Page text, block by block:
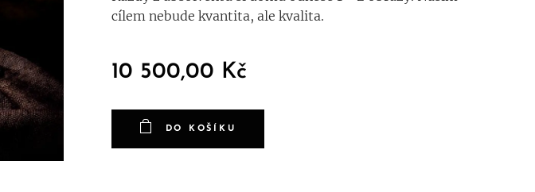
cílem nebude kvantita, ale kvalita.
10 500,00 Kč
DO KOŠÍKU